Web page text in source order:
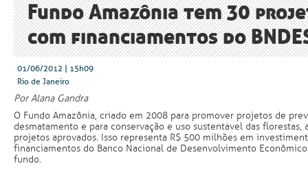
Fundo Amazônia tem 30
com financiamentos do
01/06/2012 | 15h09
Rio de Janeiro
Por Alana Gandra
O Fundo Amazônia, criado em 2008 para promover projetos de
desmatamento e para conservação e uso sustentável das
projetos aprovados. Isso representa R$ 500 milhões em
financiamentos do Banco Nacional de Desenvolvimento
fundo.